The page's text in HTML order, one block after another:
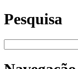
Pesquisa